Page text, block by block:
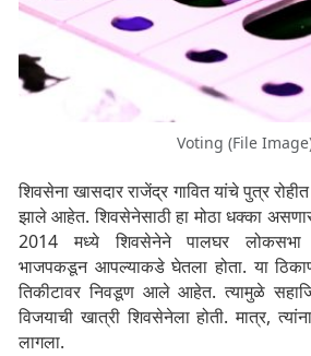
Voting (File
शिवसेना खासदार राजेंद्र गावित यांचे पुत्र
झाले आहेत. शिवसेनेसाठी हा मोठा धक्का
2014 मध्ये शिवसेनेने पालघर लोकसभा
भाजपकडून आपल्याकडे घेतला होता. या
तिकीटावर निवडूण आले आहेत. त्यामुळे
विजयाची खात्री शिवसेनेला होती. मात्र,
लागला.